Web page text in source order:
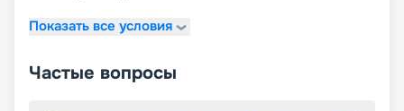
Показать все условия
Частые вопросы